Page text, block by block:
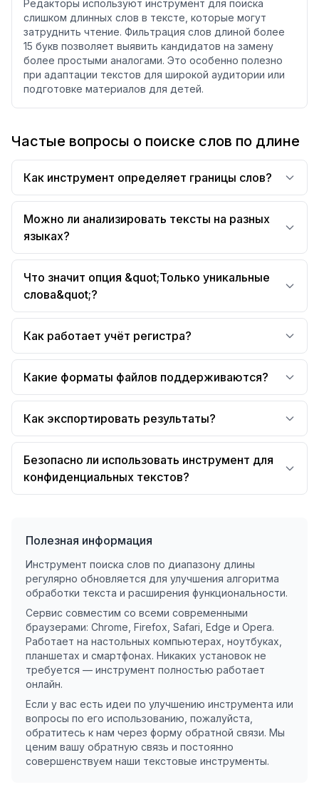
Редакторы используют инструмент для поиска
слишком длинных слов в тексте, которые могут
затруднить чтение. Фильтрация слов длиной более
15 букв позволяет выявить кандидатов на замену
более простыми аналогами. Это особенно полезно
при адаптации текстов для широкой аудитории или
подготовке материалов для детей.
Частые вопросы о поиске слов по длине
Как инструмент определяет границы слов?
Можно ли анализировать тексты на разных
языках?
Что значит опция &quot;Только уникальные
слова&quot;?
Как работает учёт регистра?
Какие форматы файлов поддерживаются?
Как экспортировать результаты?
Безопасно ли использовать инструмент для
конфиденциальных текстов?
Полезная информация
Инструмент поиска слов по диапазону длины
регулярно обновляется для улучшения алгоритма
обработки текста и расширения функциональности.
Сервис совместим со всеми современными
браузерами: Chrome, Firefox, Safari, Edge и Opera.
Работает на настольных компьютерах, ноутбуках,
планшетах и смартфонах. Никаких установок не
требуется — инструмент полностью работает
онлайн.
Если у вас есть идеи по улучшению инструмента или
вопросы по его использованию, пожалуйста,
обратитесь к нам через форму обратной связи. Мы
ценим вашу обратную связь и постоянно
совершенствуем наши текстовые инструменты.